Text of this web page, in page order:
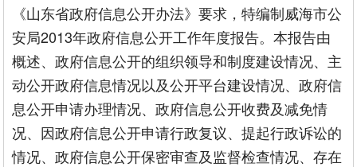
《山东省政府信息公开办法》要求，特编制威海市公
安局2013年政府信息公开工作年度报告。本报告由
概述、政府信息公开的组织领导和制度建设情况、主
动公开政府信息情况以及公开平台建设情况、政府信
息公开申请办理情况、政府信息公开收费及减免情
况、因政府信息公开申请行政复议、提起行政诉讼的
情况、政府信息公开保密审查及监督检查情况、存在